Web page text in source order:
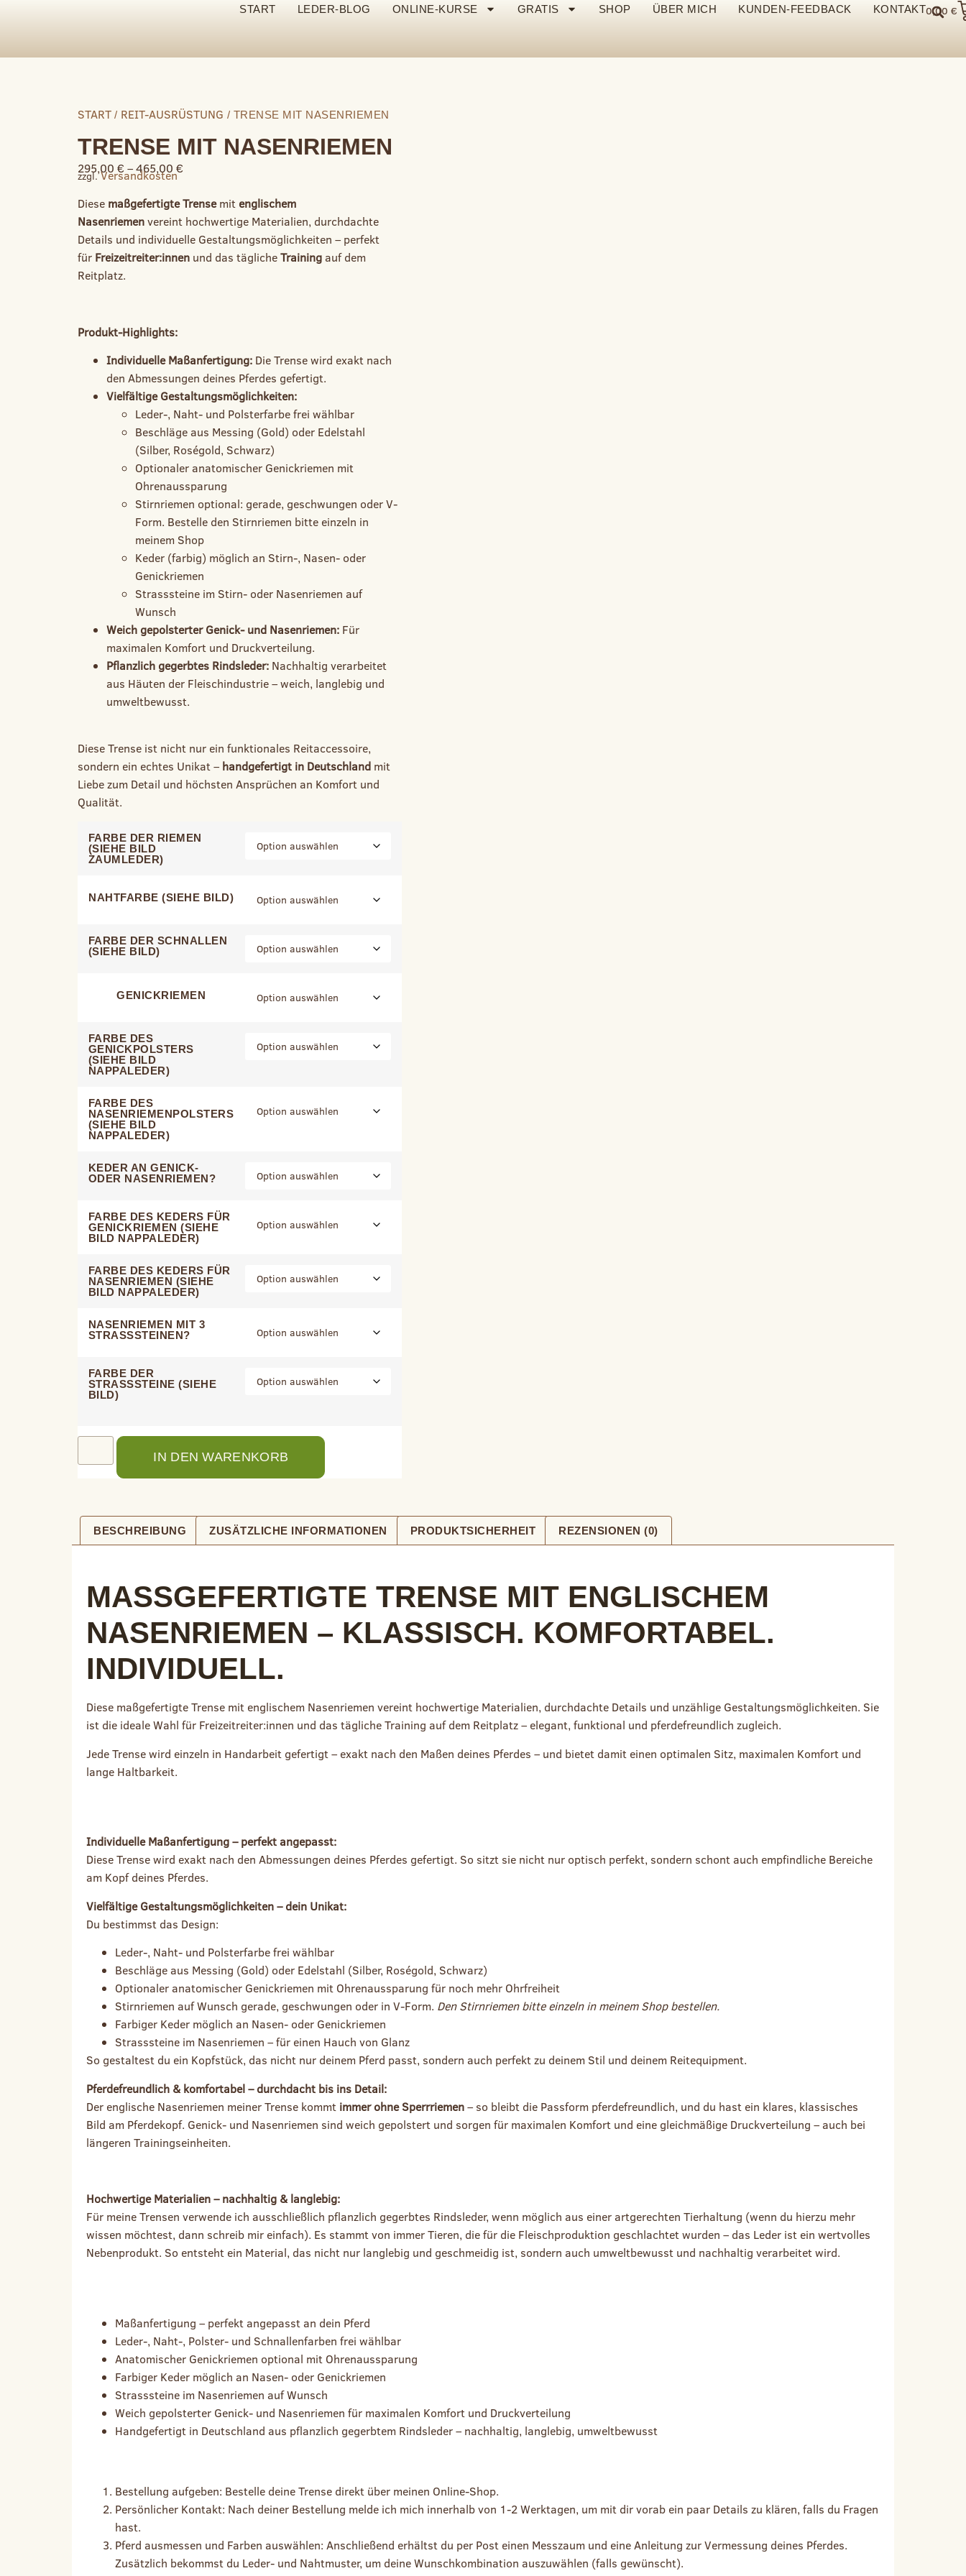
START LEDER-BLOG ONLINE-KURSE GRATIS SHOP ÜBER MICH KUNDEN-FEEDBACK KONTAKT0,00€
START/ REIT-AUSRÜSTUNG / TRENSE MIT NASENRIEMEN
TRENSE MIT NASENRIEMEN
295,00 € –465,00 €
zzgl.Versandkosten
Diese maßgefertigte Trensemit englischem
Nasenriemenvereint hochwertige Materialien, durchdachte
Details und individuelle Gestaltungsmöglichkeiten – perfekt
für Freizeitreiter:innenund das täglicheTrainingauf dem
Reitplatz.
Produkt-Highlights:
Individuelle Maßanfertigung:Die Trense wird exakt nach
den Abmessungen deines Pferdes gefertigt.
Vielfältige Gestaltungsmöglichkeiten:
Leder-, Naht- und Polsterfarbe frei wählbar
Beschläge aus Messing (Gold) oder Edelstahl
(Silber, Roségold, Schwarz)
Optionaler anatomischer Genickriemen mit
Ohrenaussparung
Stirnriemen optional: gerade, geschwungen oder V-
Form. Bestelle den Stirnriemen bitte einzeln in
meinem Shop
Keder (farbig) möglich an Stirn-, Nasen- oder
Genickriemen
Strasssteine im Stirn- oder Nasenriemen auf
Wunsch
Weich gepolsterter Genick- und Nasenriemen:Für
maximalen Komfort und Druckverteilung.
Pflanzlich gegerbtes Rindsleder:Nachhaltig verarbeitet
aus Häuten der Fleischindustrie – weich, langlebig und
umweltbewusst.
Diese Trense ist nicht nur ein funktionales Reitaccessoire,
sondern ein echtes Unikat – handgefertigt in Deutschlandmit
Liebe zum Detail und höchsten Ansprüchen an Komfort und
Qualität.
FARBE DER RIEMEN
(SIEHE BILD
ZAUMLEDER)
NAHTFARBE (SIEHE BILD)
FARBE DER SCHNALLEN
(SIEHE BILD)
GENICKRIEMEN
FARBE DES
GENICKPOLSTERS
(SIEHE BILD
NAPPALEDER)
FARBE DES
NASENRIEMENPOLSTERS
(SIEHE BILD
NAPPALEDER)
KEDER AN GENICK-
ODER NASENRIEMEN?
FARBE DES KEDERS FÜR
GENICKRIEMEN (SIEHE
BILD NAPPALEDER)
FARBE DES KEDERS FÜR
NASENRIEMEN (SIEHE
BILD NAPPALEDER)
NASENRIEMEN MIT 3
STRASSSTEINEN?
FARBE DER
STRASSSTEINE (SIEHE
BILD)
IN DEN WARENKORB
BESCHREIBUNG ZUSÄTZLICHE INFORMATIONEN PRODUKTSICHERHEIT REZENSIONEN (0)
MASSGEFERTIGTE TRENSE MIT ENGLISCHEM N
ASENRIEMEN – KLASSISCH. KOMFORTABEL. I
NDIVIDUELL.
Diese maßgefertigte Trense mit englischem Nasenriemen vereint hochwertige Materialien, durchdachte Details und unzählige Gestaltungsmöglichkeiten. Sie
ist die ideale Wahl für Freizeitreiter:innen und das tägliche Training auf dem Reitplatz – elegant, funktional und pferdefreundlich zugleich.
Jede Trense wird einzeln in Handarbeit gefertigt – exakt nach den Maßen deines Pferdes – und bietet damit einen optimalen Sitz, maximalen Komfort und
lange Haltbarkeit.
Individuelle Maßanfertigung – perfekt angepasst:
Diese Trense wird exakt nach den Abmessungen deines Pferdes gefertigt. So sitzt sie nicht nur optisch perfekt, sondern schont auch empfindliche Bereiche
am Kopf deines Pferdes.
Vielfältige Gestaltungsmöglichkeiten – dein Unikat:
Du bestimmst das Design:
Leder-, Naht- und Polsterfarbe frei wählbar
Beschläge aus Messing (Gold) oder Edelstahl (Silber, Roségold, Schwarz)
Optionaler anatomischer Genickriemen mit Ohrenaussparung für noch mehr Ohrfreiheit
Stirnriemen auf Wunsch gerade, geschwungen oder in V-Form. Den Stirnriemen bitte einzeln in meinem Shop bestellen.
Farbiger Keder möglich an Nasen- oder Genickriemen
Strasssteine im Nasenriemen – für einen Hauch von Glanz
So gestaltest du ein Kopfstück, das nicht nur deinem Pferd passt, sondern auch perfekt zu deinem Stil und deinem Reitequipment.
Pferdefreundlich & komfortabel – durchdacht bis ins Detail:
Der englische Nasenriemen meiner Trense kommt immer ohne Sperrriemen– so bleibt die Passform pferdefreundlich, und du hast ein klares, klassisches
Bild am Pferdekopf. Genick- und Nasenriemen sind weich gepolstert und sorgen für maximalen Komfort und eine gleichmäßige Druckverteilung – auch bei
längeren Trainingseinheiten.
Hochwertige Materialien – nachhaltig & langlebig:
Für meine Trensen verwende ich ausschließlich pflanzlich gegerbtes Rindsleder, wenn möglich aus einer artgerechten Tierhaltung (wenn du hierzu mehr
wissen möchtest, dann schreib mir einfach). Es stammt von immer Tieren, die für die Fleischproduktion geschlachtet wurden – das Leder ist ein wertvolles
Nebenprodukt. So entsteht ein Material, das nicht nur langlebig und geschmeidig ist, sondern auch umweltbewusst und nachhaltig verarbeitet wird.
Maßanfertigung – perfekt angepasst an dein Pferd
Leder-, Naht-, Polster- und Schnallenfarben frei wählbar
Anatomischer Genickriemen optional mit Ohrenaussparung
Farbiger Keder möglich an Nasen- oder Genickriemen
Strasssteine im Nasenriemen auf Wunsch
Weich gepolsterter Genick- und Nasenriemen für maximalen Komfort und Druckverteilung
Handgefertigt in Deutschland aus pflanzlich gegerbtem Rindsleder – nachhaltig, langlebig, umweltbewusst
Bestellung aufgeben: Bestelle deine Trense direkt über meinen Online-Shop.
Persönlicher Kontakt: Nach deiner Bestellung melde ich mich innerhalb von 1-2 Werktagen, um mit dir vorab ein paar Details zu klären, falls du Fragen
hast.
Pferd ausmessen und Farben auswählen: Anschließend erhältst du per Post einen Messzaum und eine Anleitung zur Vermessung deines Pferdes.
Zusätzlich bekommst du Leder- und Nahtmuster, um deine Wunschkombination auszuwählen (falls gewünscht).